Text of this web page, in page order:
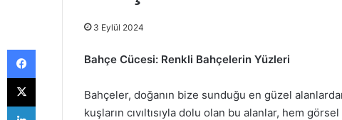
3 Eylül 2024
Bahçe Cücesi: Renkli Bahçelerin Yüzleri
Bahçeler, doğanın bize sunduğu en güzel
kuşların cıvıltısıyla dolu olan bu alanlar, hem
Facebook
X
LinkedIn